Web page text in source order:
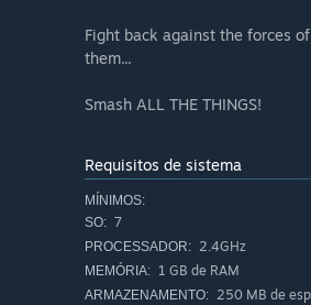
Fight back against the forces
them...
Smash ALL THE THINGS!
Requisitos de sistema
MÍNIMOS:
SO: 7
PROCESSADOR: 2.4GHz
MEMÓRIA: 1 GB de RAM
ARMAZENAMENTO: 250 MB de